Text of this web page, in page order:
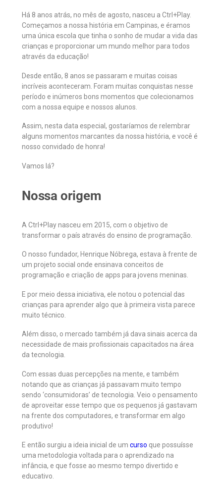
Há 8 anos atrás, no mês de agosto, nasceu a Ctrl+Play.
Começamos a nossa história em Campinas, e éramos
uma única escola que tinha o sonho de mudar a vida das
crianças e proporcionar um mundo melhor para todos
através da educação!
Desde então, 8 anos se passaram e muitas coisas
incríveis aconteceram. Foram muitas conquistas nesse
período e inúmeros bons momentos que colecionamos
com a nossa equipe e nossos alunos.
Assim, nesta data especial, gostaríamos de relembrar
alguns momentos marcantes da nossa história, e você é
nosso convidado de honra!
Vamos lá?
Nossa origem
A Ctrl+Play nasceu em 2015, com o objetivo de
transformar o país através do ensino de programação.
O nosso fundador, Henrique Nóbrega, estava à frente de
um projeto social onde ensinava conceitos de
programação e criação de apps para jovens meninas.
E por meio dessa iniciativa, ele notou o potencial das
crianças para aprender algo que à primeira vista parece
muito técnico.
Além disso, o mercado também já dava sinais acerca da
necessidade de mais profissionais capacitados na área
da tecnologia.
Com essas duas percepções na mente, e também
notando que as crianças já passavam muito tempo
sendo ‘consumidoras’ de tecnologia. Veio o pensamento
de aproveitar esse tempo que os pequenos já gastavam
na frente dos computadores, e transformar em algo
produtivo!
E então surgiu a ideia inicial de um curso que possuísse
uma metodologia voltada para o aprendizado na
infância, e que fosse ao mesmo tempo divertido e
educativo.